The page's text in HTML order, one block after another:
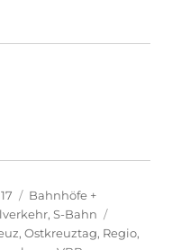
Kategorien
Bahnhöfe +
,S-Bahn
,Ostkreuztag, Regio,